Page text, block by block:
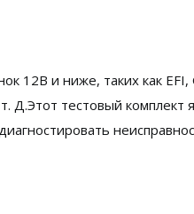
12В и ниже, таких как EFI,
Д.Этот тестовый комплект